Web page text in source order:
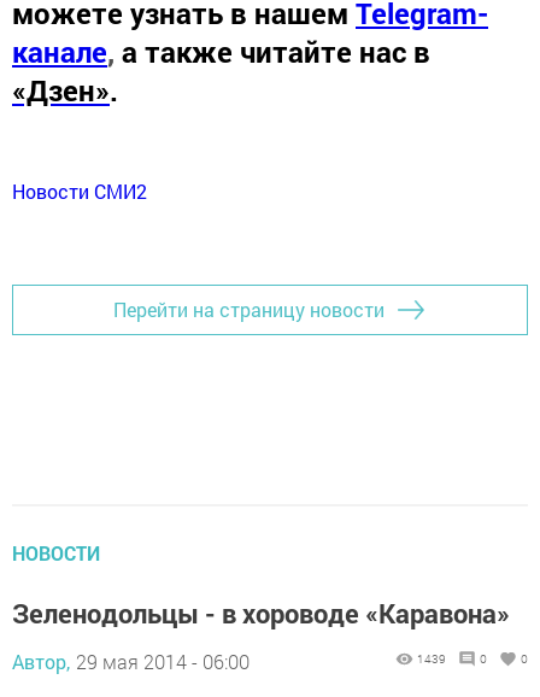
можете узнать в нашем Telegram-
канале, а также читайте нас в
«Дзен».
Новости СМИ2
Перейти на страницу новости
НОВОСТИ
Зеленодольцы - в хороводе «Каравона»
Автор, 29 мая 2014 - 06:00 1439 0 0